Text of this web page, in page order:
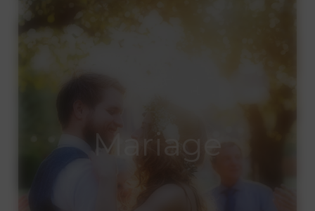
Mariage